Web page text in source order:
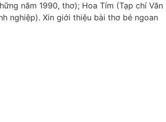
năm 1990, thơ); Hoa Tím (Tạp chí Văn
nghiệp). Xin giới thiệu bài thơ bé ngoan